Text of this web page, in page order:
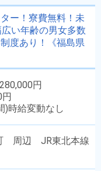
ー！寮費無料！未
い年齢の男女多数
度あり！《福島県
円
)時給変動なし
周辺 JR東北本線